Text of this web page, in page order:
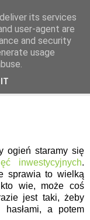
ogień staramy się
inwestycyjnych.
sprawia to wielką
wie, może coś
jest taki, żeby
hasłami, a potem
its services
user-agent are
and security
usage